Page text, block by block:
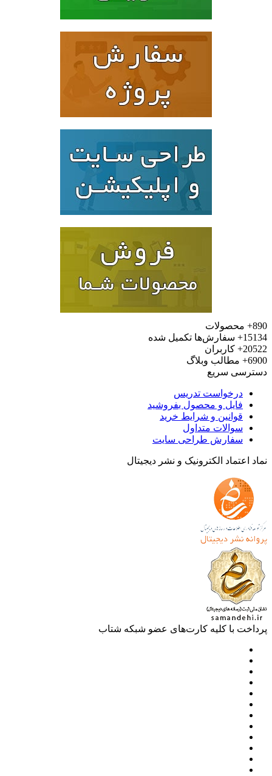
محصولات
سفارش‌ها تکمیل شده
کاربران
مطالب وبلاگ
سریع
درخواست تدریس
فایل و محصول بفروشید
قوانین و شرایط خرید
سوالات متداول
سفارش طراحی سایت
اعتماد الکترونیک و نشر دیجیتال
با کلیه کارت‌های عضو شبکه شتاب